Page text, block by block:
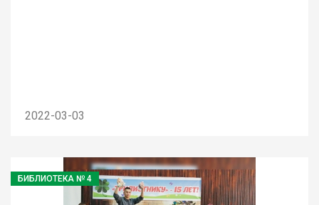
2022-03-03
БИБЛИОТЕКА № 4